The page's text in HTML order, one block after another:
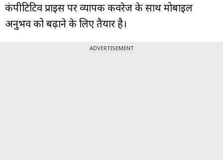
कंपीटिटिव प्राइस पर व्यापक कवरेज के साथ मोबाइल
अनुभव को बढ़ाने के लिए तैयार है।
ADVERTISEMENT